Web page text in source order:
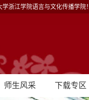
浙江学院语言与文化传播学院！
师生风采 下载专区